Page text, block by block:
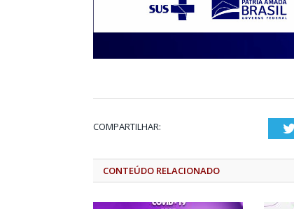
COMPARTILHAR:
CONTEÚDO RELACIONADO